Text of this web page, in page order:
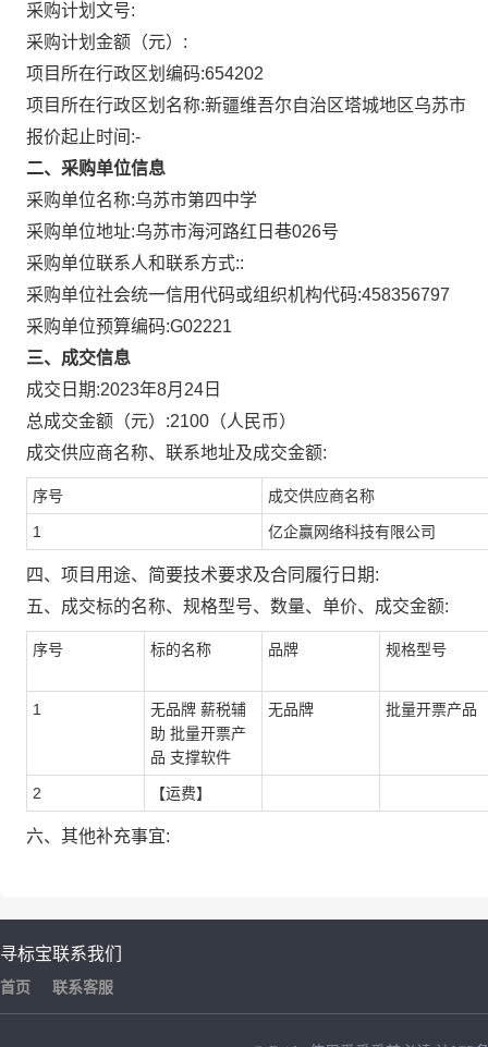
采购计划文号:
采购计划金额（元）:
项目所在行政区划编码:654202
项目所在行政区划名称:新疆维吾尔自治区塔城地区乌苏市
报价起止时间:-
二、采购单位信息
采购单位名称:乌苏市第四中学
采购单位地址:乌苏市海河路红日巷026号
采购单位联系人和联系方式::
采购单位社会统一信用代码或组织机构代码:458356797
采购单位预算编码:G02221
三、成交信息
成交日期:2023年8月24日
总成交金额（元）:2100 （人民币）
成交供应商名称、联系地址及成交金额:
序号 成交供应商名称
1 亿企赢网络科技有限公司
四、项目用途、简要技术要求及合同履行日期:
五、成交标的名称、规格型号、数量、单价、成交金额:
序号 标的名称 品牌 规格型号
1
无品牌 薪税辅
助 批量开票产
品 支撑软件
无品牌 批量开票产品
2 【运费】
六、其他补充事宜:
寻标宝
首页
联系我们
联系客服